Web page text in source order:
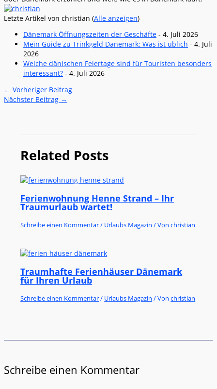
Letzte Artikel von christian (Alle anzeigen)
Dänemark Öffnungszeiten der Geschäfte - 4. Juli 2026
Mein Guide zu Trinkgeld Dänemark: Was ist üblich - 4. Juli
2026
Welche dänischen Feiertage sind für Touristen besonders
interessant? - 4. Juli 2026
← Vorheriger Beitrag
Nächster Beitrag →
Related Posts
Ferienwohnung Henne Strand – Ihr
Traumurlaub wartet!
Schreibe einen Kommentar/ Urlaubs Magazin / Vonchristian
Traumhafte Ferienhäuser Dänemark
für Ihren Urlaub
Schreibe einen Kommentar/ Urlaubs Magazin / Vonchristian
Schreibe einen Kommentar